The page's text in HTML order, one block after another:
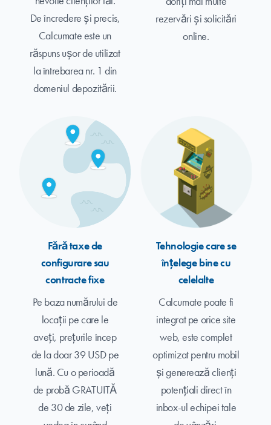
De încredere și precis,
Calcumate este un
răspuns ușor de utilizat
la întrebarea nr. 1 din
domeniul depozitării.
rezervări și solicitări
online.
Fără taxe de
configurare sau
contracte fixe
Pe baza numărului de
locații pe care le
aveți, prețurile încep
de la doar 39 USD pe
lună. Cu o perioadă
de probă GRATUITĂ
de 30 de zile, veți
Tehnologie care se
înțelege bine cu
celelalte
Calcumate poate fi
integrat pe orice site
web, este complet
optimizat pentru mobil
și generează clienți
potențiali direct în
inbox-ul echipei tale